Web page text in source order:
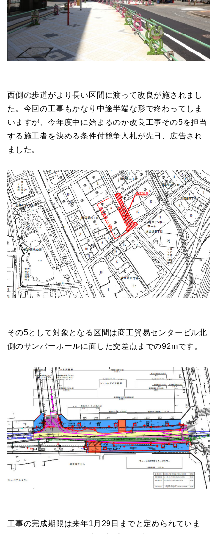
西側の歩道がより長い区間に渡って改良が施されまし
た。今回の工事もかなり中途半端な形で終わってしま
いますが、今年度中に始まるのか改良工事その5を担当
する施工者を決める条件付競争入札が先日、広告され
ました。
その5として対象となる区間は商工貿易センタービル北
側のサンバーホールに面した交差点までの92mです。
工事の完成期限は来年1月29日までと定められていま